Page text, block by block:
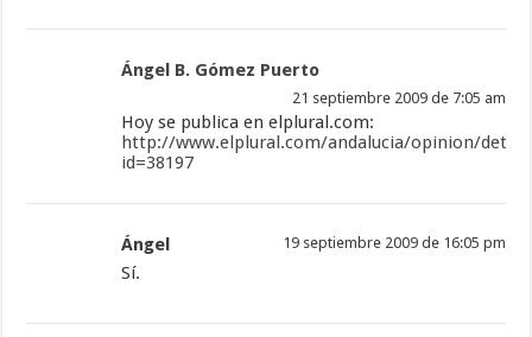
Ángel B. Gómez Puerto
21 septiembre 2009 de 7:05 am
Hoy se publica en elplural.com:
http://www.elplural.com/andalucia/opinion/
id=38197
Ángel 19 septiembre 2009 de 16:05 pm
Sí.